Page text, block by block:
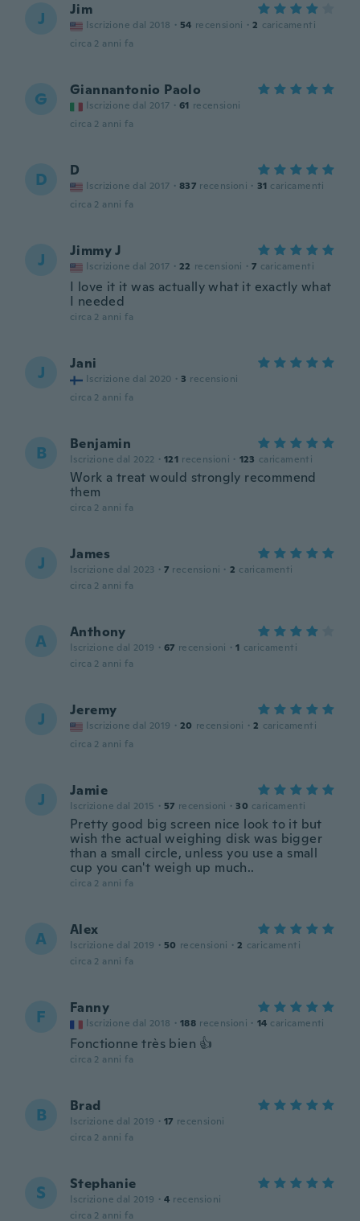
J Jim
Iscrizione dal 2018 · 54 recensioni · 2 caricamenti
circa 2 anni fa
G Giannantonio Paolo
Iscrizione dal 2017 · 61 recensioni
circa 2 anni fa
D D
Iscrizione dal 2017 · 837 recensioni · 31 caricamenti
circa 2 anni fa
J Jimmy J
Iscrizione dal 2017 · 22 recensioni · 7 caricamenti
I love it it was actually what it exactly what
I needed
circa 2 anni fa
J Jani
Iscrizione dal 2020 · 3 recensioni
circa 2 anni fa
B Benjamin
Iscrizione dal 2022 · 121 recensioni · 123 caricamenti
Work a treat would strongly recommend
them
circa 2 anni fa
J James
Iscrizione dal 2023 · 7 recensioni · 2 caricamenti
circa 2 anni fa
A Anthony
Iscrizione dal 2019 · 67 recensioni · 1 caricamenti
circa 2 anni fa
J Jeremy
Iscrizione dal 2019 · 20 recensioni · 2 caricamenti
circa 2 anni fa
J Jamie
Iscrizione dal 2015 · 57 recensioni · 30 caricamenti
Pretty good big screen nice look to it but
wish the actual weighing disk was bigger
than a small circle, unless you use a small
cup you can't weigh up much..
circa 2 anni fa
A Alex
Iscrizione dal 2019 · 50 recensioni · 2 caricamenti
circa 2 anni fa
F Fanny
Iscrizione dal 2018 · 188 recensioni · 14 caricamenti
Fonctionne très bien 👍
circa 2 anni fa
B Brad
Iscrizione dal 2019 · 17 recensioni
circa 2 anni fa
S Stephanie
Iscrizione dal 2019 · 4 recensioni
circa 2 anni fa